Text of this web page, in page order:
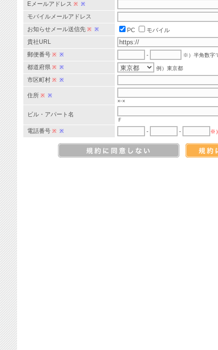
Eメールアドレス ※ ※
モバイルメールアドレス
お知らせメール送信先 ※ ※ PC
モバイル
貴社URL
郵便番号 ※ ※ - ※）半角数字
都道府県 ※ ※ 例）東京都
市区町村 ※ ※
住所 ※ ※
×-×
ビル・アパート名
Ｆ
電話番号 ※ ※ - - ※